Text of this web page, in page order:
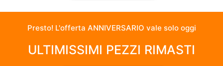
Presto! L'offerta ANNIVERSARIO vale solo oggi
ULTIMISSIMI PEZZI RIMASTI